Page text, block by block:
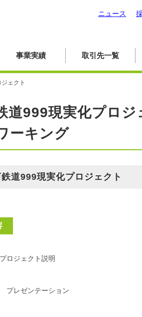
ニュース
事業実績 取引先一覧
ェクト
道999現実化プロ
ーキング
道999現実化プロジェクト
ロジェクト説明
レゼンテーション